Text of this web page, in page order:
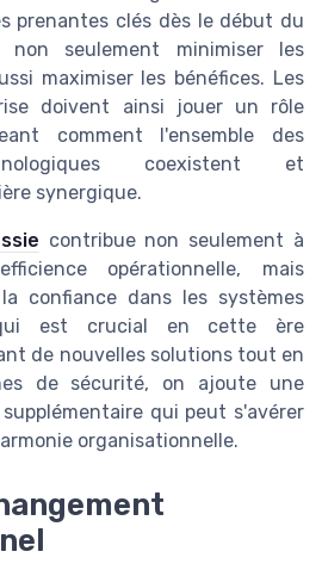
prenantes clés dès le début du
non seulement minimiser les
maximiser les bénéfices. Les
doivent ainsi jouer un rôle
comment l'ensemble des
coexistent et
synergique.
contribue non seulement à
opérationnelle, mais
confiance dans les systèmes
est crucial en cette ère
de nouvelles solutions tout en
de sécurité, on ajoute une
qui peut s'avérer
organisationnelle.